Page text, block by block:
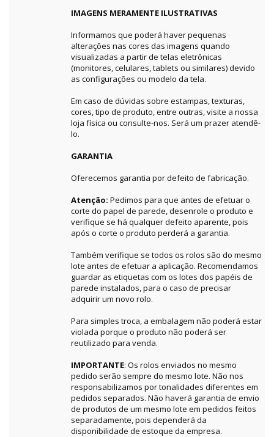
IMAGENS MERAMENTE ILUSTRATIVAS
Informamos que poderá haver pequenas
alterações nas cores das imagens quando
visualizadas a partir de telas eletrônicas
(monitores, celulares, tablets ou similares) devido
as configurações ou modelo da tela.
Em caso de dúvidas sobre estampas, texturas,
cores, tipo de produto, entre outras, visite a nossa
loja física ou consulte-nos. Será um prazer atendê-
lo.
GARANTIA
Oferecemos garantia por defeito de fabricação.
Atenção: Pedimos para que antes de efetuar o
corte do papel de parede, desenrole o produto e
verifique se há qualquer defeito aparente, pois
após o corte o produto perderá a garantia.
Também verifique se todos os rolos são do mesmo
lote antes de efetuar a aplicação. Recomendamos
guardar as etiquetas com os lotes dos papéis de
parede instalados, para o caso de precisar
adquirir um novo rolo.
Para simples troca, a embalagem não poderá estar
violada porque o produto não poderá ser
reutilizado para venda.
IMPORTANTE: Os rolos enviados no mesmo
pedido serão sempre do mesmo lote. Não nos
responsabilizamos por tonalidades diferentes em
pedidos separados. Não haverá garantia de envio
de produtos de um mesmo lote em pedidos feitos
separadamente, pois dependerá da
disponibilidade de estoque da empresa.